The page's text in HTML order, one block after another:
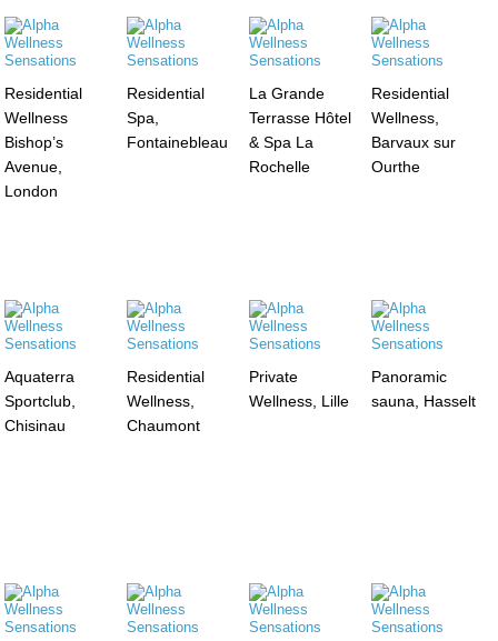
Residential
Wellness
Bishop’s
Avenue,
London
Residential
Spa,
Fontainebleau
La Grande
Terrasse Hôtel
& Spa La
Rochelle
Residential
Wellness,
Barvaux sur
Ourthe
Aquaterra
Sportclub,
Chisinau
Residential
Wellness,
Chaumont
Private
Wellness, Lille
Panoramic
sauna, Hasselt